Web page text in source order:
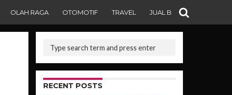
OLAH RAGA OTOMOTIF TRAVEL JUAL BELI
RECENT POSTS